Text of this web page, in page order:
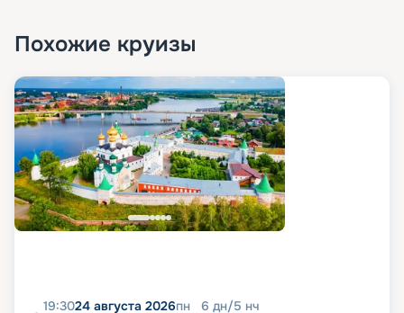
Похожие круизы
19:3024 августа 2026пн 6 дн/5 нч